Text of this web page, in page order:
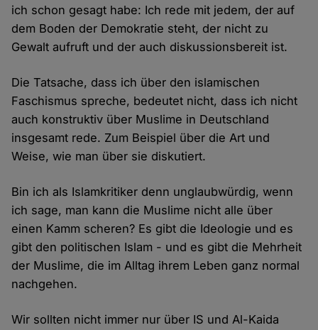
ich schon gesagt habe: Ich rede mit jedem, der auf
dem Boden der Demokratie steht, der nicht zu
Gewalt aufruft und der auch diskussionsbereit ist.
Die Tatsache, dass ich über den islamischen
Faschismus spreche, bedeutet nicht, dass ich nicht
auch konstruktiv über Muslime in Deutschland
insgesamt rede. Zum Beispiel über die Art und
Weise, wie man über sie diskutiert.
Bin ich als Islamkritiker denn unglaubwürdig, wenn
ich sage, man kann die Muslime nicht alle über
einen Kamm scheren? Es gibt die Ideologie und es
gibt den politischen Islam - und es gibt die Mehrheit
der Muslime, die im Alltag ihrem Leben ganz normal
nachgehen.
Wir sollten nicht immer nur über IS und Al-Kaida